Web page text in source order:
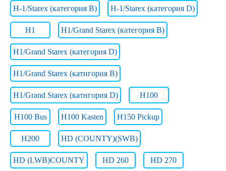
H-1/Starex (категория B) H-1/Starex (категория D)
H1 H1/Grand Starex (категория B)
H1/Grand Starex (категория D)
H1/Grand Starex (катнгория B)
H1/Grand Starex (катнгория D) H100
H100 Bus H100 Kasten H150 Pickup
H200 HD (COUNTY)(SWB)
HD (LWB)COUNTY HD 260 HD 270